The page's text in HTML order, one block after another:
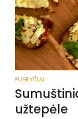
PUSRYČIAI
užtepėle